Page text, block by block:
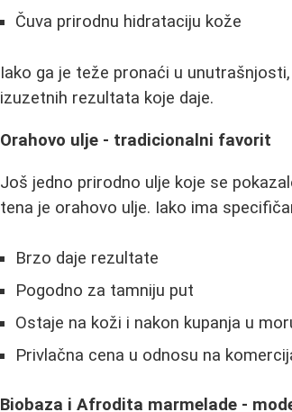
Čuva prirodnu hidrataciju kože
Iako ga je teže pronaći u
izuzetnih rezultata koje daje.
Orahovo ulje - tradicionalni favorit
Još jedno prirodno ulje koje se
tena je orahovo ulje. Iako ima
Brzo daje rezultate
Pogodno za tamniju put
Ostaje na koži i nakon kupanja u
Privlačna cena u odnosu na
Biobaza i Afrodita marmelade -